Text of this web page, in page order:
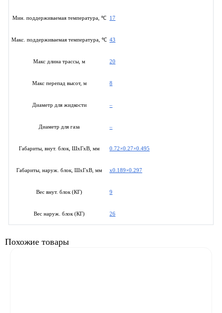
Мин. поддерживаемая температура, ℃ 17
Макс. поддерживаемая температура, ℃ 43
Макс длина трассы, м 20
Макс перепад высот, м 8
Диаметр для жидкости –
Диаметр для газа –
Габариты, внут. блок, ШхГхВ, мм 0.72×0.27×0.495
Габариты, наруж. блок, ШхГхВ, мм x0.189×0.297
Вес внут. блок (КГ) 9
Вес наруж. блок (КГ) 26
Похожие товары